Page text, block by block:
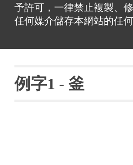
予許可，一律禁止複製、
任何媒介儲存本網站的任何
例字1 - 釜